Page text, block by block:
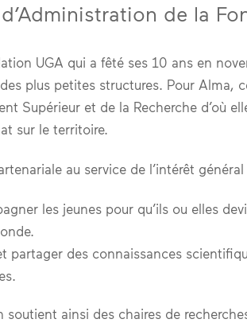
de la
UGA qui a fêté ses 10 ans en
plus petites structures. Pour Alma,
Supérieur et de la Recherche d’où
sur le territoire.
au service de l’intérêt
les jeunes pour qu’ils ou elles
partager des connaissances
soutient ainsi des chaires de